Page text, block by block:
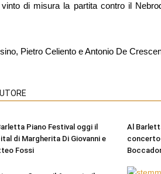
di misura la partita contro il
Pietro Celiento e Antonio De
Piano Festival oggi il
di Margherita Di Giovanni e
Fossi
Al